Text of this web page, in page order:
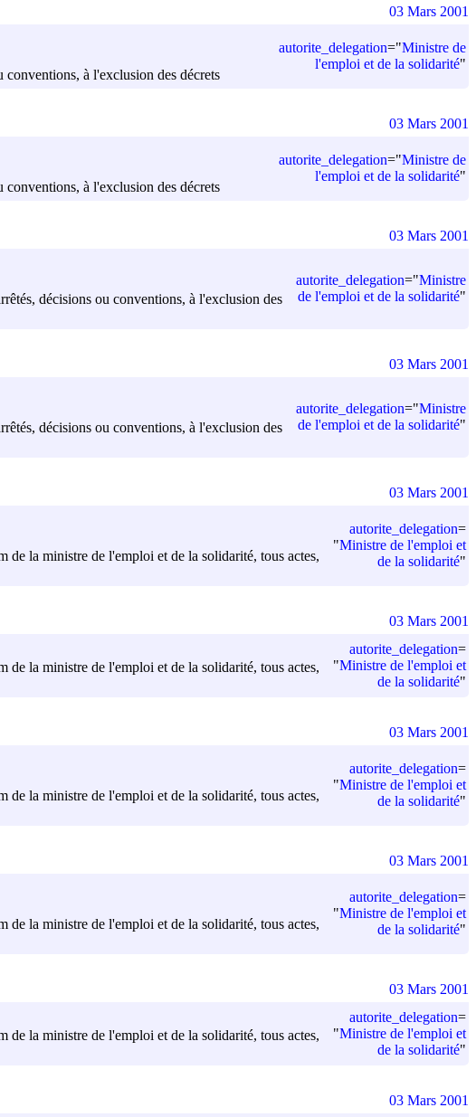
conventions, à l'exclusion des décrets
autorite_delegation="Ministre de
l'emploi et de la solidarité"
03 Mars 2001
conventions, à l'exclusion des décrets
autorite_delegation="Ministre de
l'emploi et de la solidarité"
03 Mars 2001
décisions ou conventions, à l'exclusion des
autorite_delegation="Ministre
de l'emploi et de la solidarité"
03 Mars 2001
décisions ou conventions, à l'exclusion des
autorite_delegation="Ministre
de l'emploi et de la solidarité"
03 Mars 2001
de la ministre de l'emploi et de la solidarité, tous actes,
autorite_delegation=
"Ministre de l'emploi et
de la solidarité"
03 Mars 2001
de la ministre de l'emploi et de la solidarité, tous actes,
autorite_delegation=
"Ministre de l'emploi et
de la solidarité"
03 Mars 2001
de la ministre de l'emploi et de la solidarité, tous actes,
autorite_delegation=
"Ministre de l'emploi et
de la solidarité"
03 Mars 2001
de la ministre de l'emploi et de la solidarité, tous actes,
autorite_delegation=
"Ministre de l'emploi et
de la solidarité"
03 Mars 2001
de la ministre de l'emploi et de la solidarité, tous actes,
autorite_delegation=
"Ministre de l'emploi et
de la solidarité"
03 Mars 2001
03 Mars 2001